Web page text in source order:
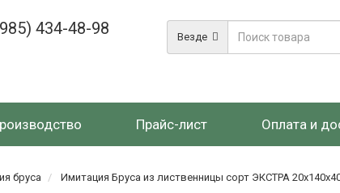
434-48-98 Везде
Прайс-лист Оплата и
бруса Имитация Бруса из лиственницы сорт ЭКСТРА